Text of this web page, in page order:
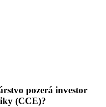
pozerá investor
(CCE)?